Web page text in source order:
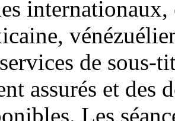
internationaux,
de sous-
assurés et des
Les